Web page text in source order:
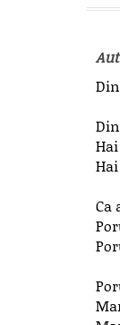
Ca